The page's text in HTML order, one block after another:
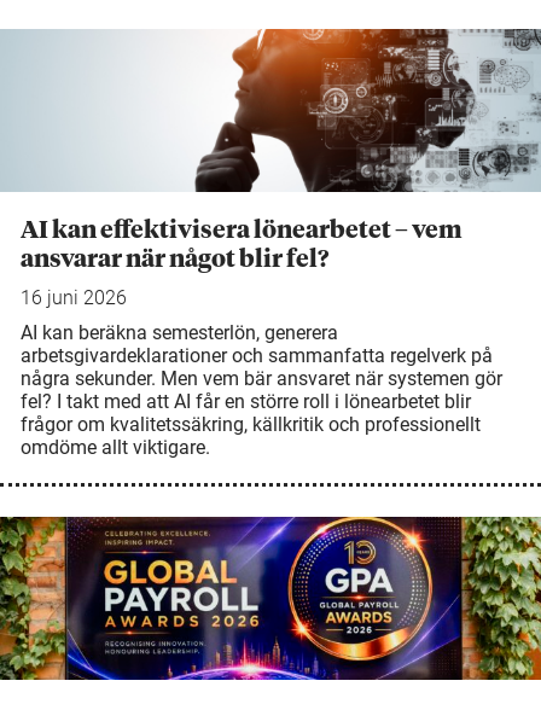
AI kan effektivisera lönearbetet – vem
ansvarar när något blir fel?
16 juni 2026
AI kan beräkna semesterlön, generera
arbetsgivardeklarationer och sammanfatta regelverk på
några sekunder. Men vem bär ansvaret när systemen gör
fel? I takt med att AI får en större roll i lönearbetet blir
frågor om kvalitetssäkring, källkritik och professionellt
omdöme allt viktigare.